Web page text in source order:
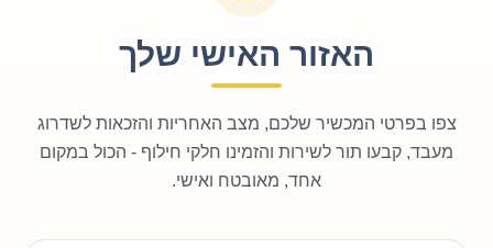
האזור האישי שלך
צפו בפרטי המכשיר שלכם, מצב האחריות והזכאות לשדרוג
מעבד, קבעו תור לשירות והזמינו חלקי חילוף - הכול במקום
אחד, מאובטח ואישי.